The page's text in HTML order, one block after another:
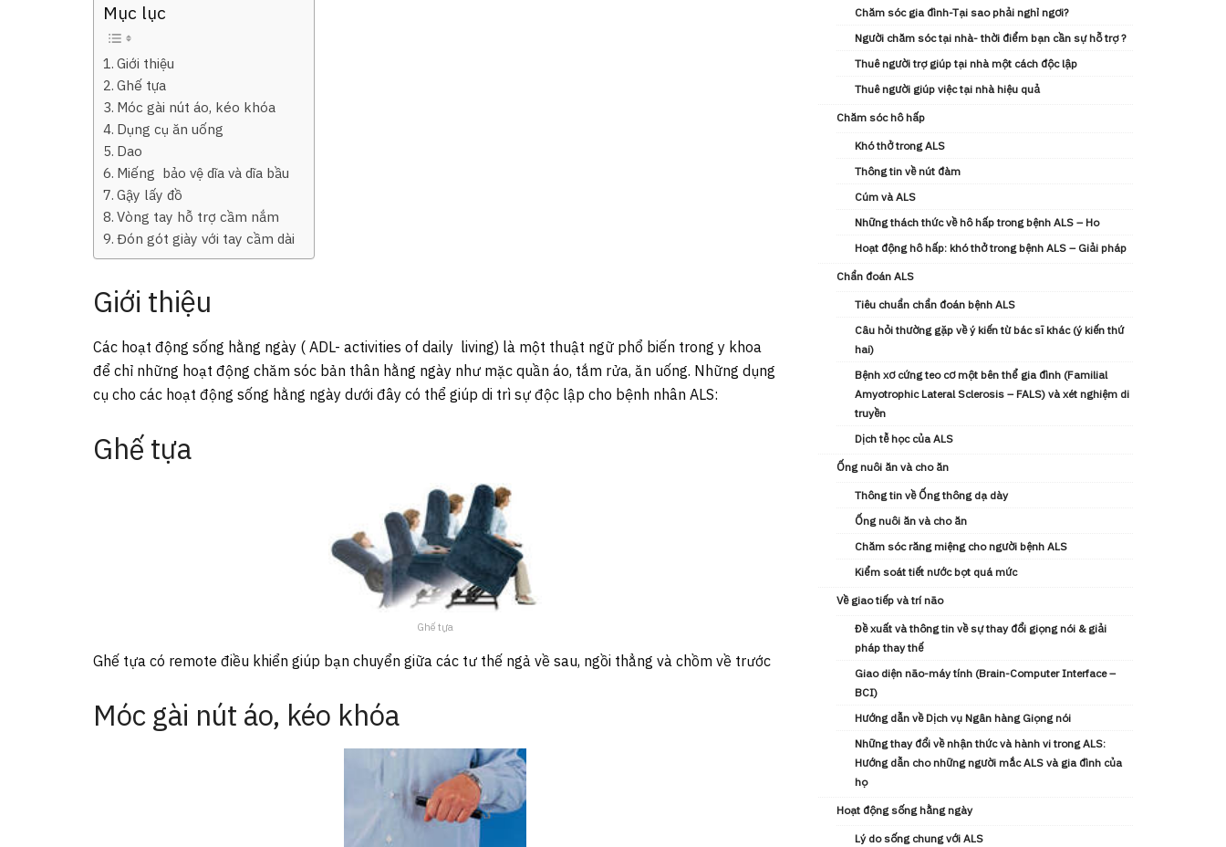
Mục lục
Giới thiệu
Ghế tựa
Móc gài nút áo, kéo khóa
Dụng cụ ăn uống
Dao
Miếng bảo vệ dĩa và dĩa bầu
Gậy lấy đồ
Vòng tay hỗ trợ cầm nắm
Đón gót giày với tay cầm dài
Giới thiệu
Các hoạt động sống hằng ngày ( ADL- activities of daily living) là một thuật ngữ phổ biến trong y khoa
để chỉ những hoạt động chăm sóc bản thân hằng ngày như mặc quần áo, tắm rửa, ăn uống. Những dụng
cụ cho các hoạt động sống hằng ngày dưới đây có thể giúp di trì sự độc lập cho bệnh nhân ALS:
Ghế tựa
Ghế tựa
Ghế tựa có remote điều khiển giúp bạn chuyển giữa các tư thế ngả về sau, ngồi thẳng và chồm về trước
Móc gài nút áo, kéo khóa
Chăm sóc gia đình-Tại sao phải nghỉ ngơi?
Người chăm sóc tại nhà- thời điểm bạn cần sự hỗ trợ ?
Thuê người trợ giúp tại nhà một cách độc lập
Thuê người giúp việc tại nhà hiệu quả
Chăm sóc hô hấp
Khó thở trong ALS
Thông tin về nút đàm
Cúm và ALS
Những thách thức về hô hấp trong bệnh ALS – Ho
Hoạt động hô hấp: khó thở trong bệnh ALS – Giải pháp
Chẩn đoán ALS
Tiêu chuẩn chẩn đoán bệnh ALS
Câu hỏi thường gặp về ý kiến từ bác sĩ khác (ý kiến ​thứ
hai)
Bệnh xơ cứng teo cơ một bên thể gia đình (Familial
Amyotrophic Lateral Sclerosis – FALS) và xét nghiệm di
truyền
Dịch tễ học của ALS
Ống nuôi ăn và cho ăn
Thông tin về Ống thông dạ dày
Ống nuôi ăn và cho ăn
Chăm sóc răng miệng cho người bệnh ALS
Kiểm soát tiết nước bọt quá mức
Về giao tiếp và trí não
Đề xuất và thông tin về sự thay đổi giọng nói & giải
pháp thay thế
Giao diện não-máy tính (Brain-Computer Interface –
BCI)
Hướng dẫn về Dịch vụ Ngân hàng Giọng nói
Những thay đổi về nhận thức và hành vi trong ALS:
Hướng dẫn cho những người mắc ALS và gia đình của
họ
Hoạt động sống hằng ngày
Lý do sống chung với ALS